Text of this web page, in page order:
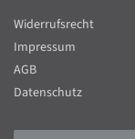
Widerrufsrecht
Impressum
AGB
Datenschutz